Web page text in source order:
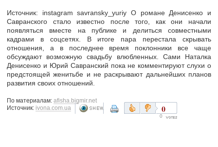
Источник: instagram savransky_yuriy О романе Денисенко и
Савранского стало известно после того, как они начали
появляться вместе на публике и делиться совместными
кадрами в соцсетях. В итоге пара перестала скрывать
отношения, а в последнее время поклонники все чаще
обсуждают возможную свадьбу влюбленных. Сами Наталка
Денисенко и Юрий Савранский пока не комментируют слухи о
предстоящей женитьбе и не раскрывают дальнейших планов
развития своих отношений.
По материалам: afisha.bigmir.net
Источник: ivona.com.ua 0
0